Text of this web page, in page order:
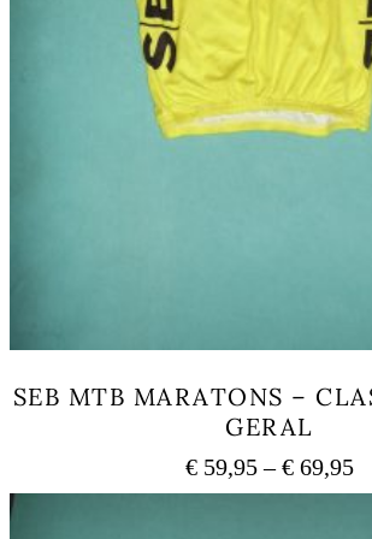
SEB MTB MARATONS –
GERAL
€ 59,95 – € 69,95